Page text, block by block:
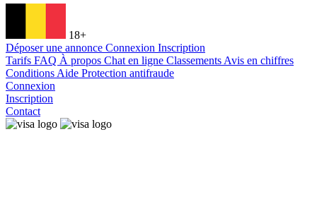
18+
Déposer une annonce Connexion Inscription
Tarifs FAQ À propos Chat en ligne Classements Avis en chiffres
Conditions Aide Protection antifraude
Connexion
Inscription
Contact